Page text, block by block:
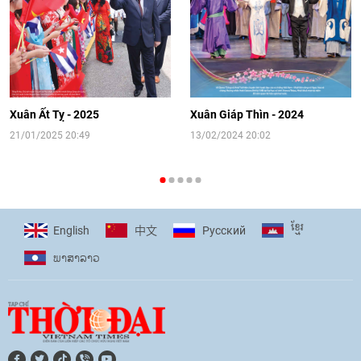
14:41|12/06/2026
[Video] Đối ngoại nhân dân Thủ đô
hướng tới kết nối hiệu quả nguồn lực
người Việt Nam ở nước ngoài
16:58|10/06/2026
cùng thanh thiếu nhi tiên phong ứng
phó với biến đổi khí hậu
17:07|09/06/2026
[Video] Lào dành ưu tiên hàng đầu cho
quan hệ với Việt Nam
Xuân Ất Tỵ - 2025
21/01/2025 20:49
Xuân Giáp Thìn - 2024
13/02/2024 20:02
English 中文 Pусский ខ្មែរ
ພາ​ສາ​ລາວ